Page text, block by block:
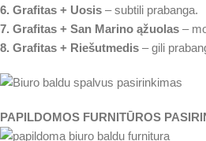
6. Grafitas + Uosis – subtili prabanga.
7. Grafitas + San Marino ąžuolas –
8. Grafitas + Riešutmedis – gili
PAPILDOMOS FURNITŪROS